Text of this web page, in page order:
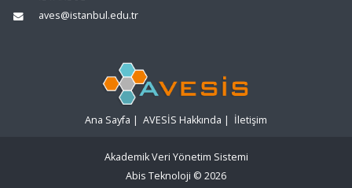
aves@istanbul.edu.tr
Ana Sayfa | AVESİS Hakkında | İletişim
Akademik Veri Yönetim Sistemi
Abis Teknoloji © 2026